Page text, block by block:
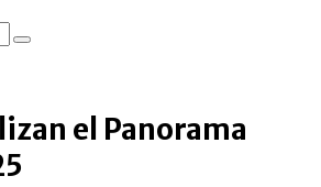
Search
el Panorama